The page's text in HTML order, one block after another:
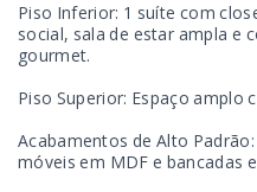
Piso Inferior: 1 suíte com
social, sala de estar ampla e
gourmet.
Piso Superior: Espaço amplo
Acabamentos de Alto
móveis em MDF e bancadas